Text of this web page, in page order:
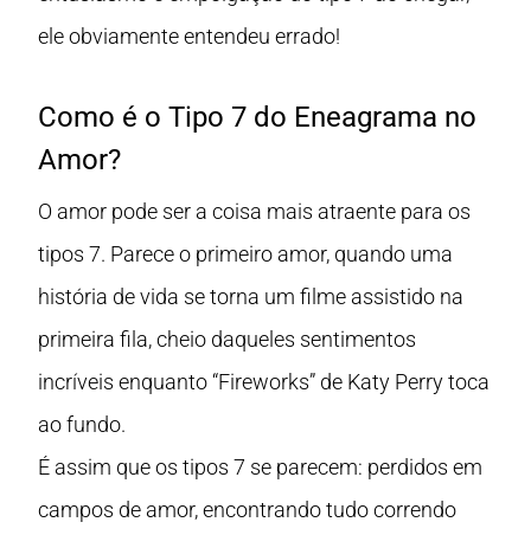
ele obviamente entendeu errado!
Como é o Tipo 7 do Eneagrama no
Amor?
O amor pode ser a coisa mais atraente para os
tipos 7. Parece o primeiro amor, quando uma
história de vida se torna um filme assistido na
primeira fila, cheio daqueles sentimentos
incríveis enquanto “Fireworks” de Katy Perry toca
ao fundo.
É assim que os tipos 7 se parecem: perdidos em
campos de amor, encontrando tudo correndo